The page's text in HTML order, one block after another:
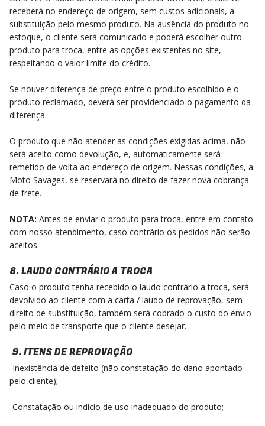
receberá no endereço de origem, sem custos adicionais, a
substituição pelo mesmo produto. Na ausência do produto no
estoque, o cliente será comunicado e poderá escolher outro
produto para troca, entre as opções existentes no site,
respeitando o valor limite do crédito.
Se houver diferença de preço entre o produto escolhido e o
produto reclamado, deverá ser providenciado o pagamento da
diferença.
O produto que não atender as condições exigidas acima, não
será aceito como devolução, e, automaticamente será
remetido de volta ao endereço de origem. Nessas condições, a
Moto Savages, se reservará no direito de fazer nova cobrança
de frete.
NOTA: Antes de enviar o produto para troca, entre em contato
com nosso atendimento, caso contrário os pedidos não serão
aceitos.
8. LAUDO CONTRÁRIO A TROCA
Caso o produto tenha recebido o laudo contrário a troca, será
devolvido ao cliente com a carta / laudo de reprovação, sem
direito de substituição, também será cobrado o custo do envio
pelo meio de transporte que o cliente desejar.
9. ITENS DE REPROVAÇÃO
-Inexistência de defeito (não constatação do dano apontado
pelo cliente);
-Constatação ou indício de uso inadequado do produto;